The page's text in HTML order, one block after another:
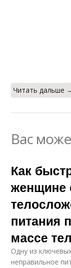
Читать дальше
Вас
Как
женщине
питания
массе
Одну из
неправильное